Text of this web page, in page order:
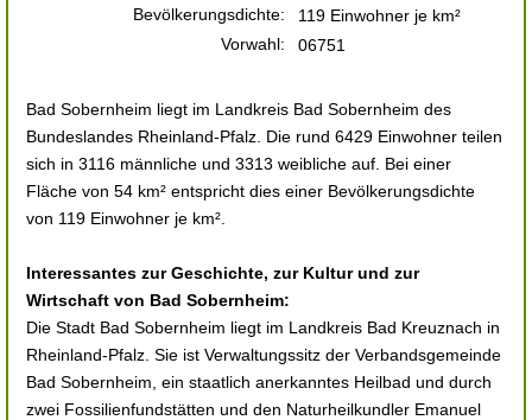
Bevölkerungsdichte:
119 Einwohner je km²
Vorwahl:
06751
Bad Sobernheim liegt im Landkreis Bad Sobernheim des
Bundeslandes Rheinland-Pfalz. Die rund 6429 Einwohner teilen
sich in 3116 männliche und 3313 weibliche auf. Bei einer
Fläche von 54 km² entspricht dies einer Bevölkerungsdichte
von 119 Einwohner je km².
Interessantes zur Geschichte, zur Kultur und zur
Wirtschaft von Bad Sobernheim:
Die Stadt Bad Sobernheim liegt im Landkreis Bad Kreuznach in
Rheinland-Pfalz. Sie ist Verwaltungssitz der Verbandsgemeinde
Bad Sobernheim, ein staatlich anerkanntes Heilbad und durch
zwei Fossilienfundstätten und den Naturheilkundler Emanuel